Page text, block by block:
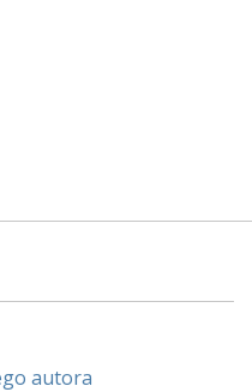
autora